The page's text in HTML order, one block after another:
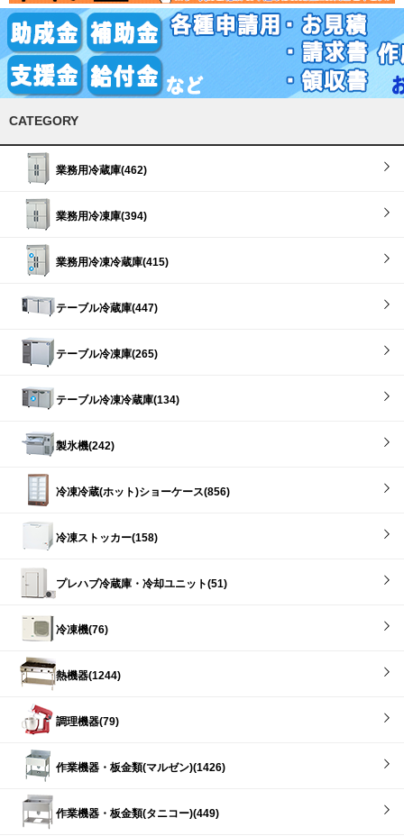
CATEGORY
業務用冷蔵庫(462)
業務用冷凍庫(394)
業務用冷凍冷蔵庫(415)
テーブル冷蔵庫(447)
テーブル冷凍庫(265)
テーブル冷凍冷蔵庫(134)
製氷機(242)
冷凍冷蔵(ホット)ショーケース(856)
冷凍ストッカー(158)
プレハブ冷蔵庫・冷却ユニット(51)
冷凍機(76)
熱機器(1244)
調理機器(79)
作業機器・板金類(マルゼン)(1426)
作業機器・板金類(タニコー)(449)